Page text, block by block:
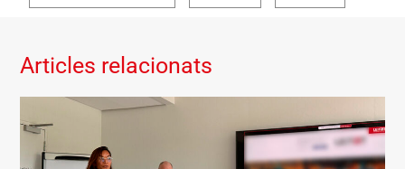
Articles relacionats